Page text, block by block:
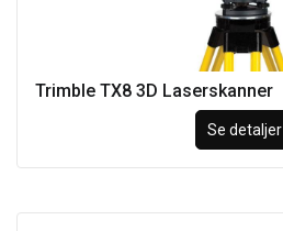
Trimble TX8 3D Laserskanner
Se detaljer